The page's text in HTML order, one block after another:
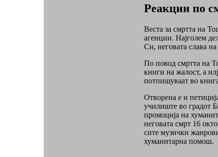
Реакции по
Веста за смртта на
агенции. Најголем
Си, неговата слава
По повод смртта на
книги на жалост, а
потпишуваат во
Отворена е и
училиште во градот
промоција на
неговата смрт 16
сите музички
хуманитарна помош.